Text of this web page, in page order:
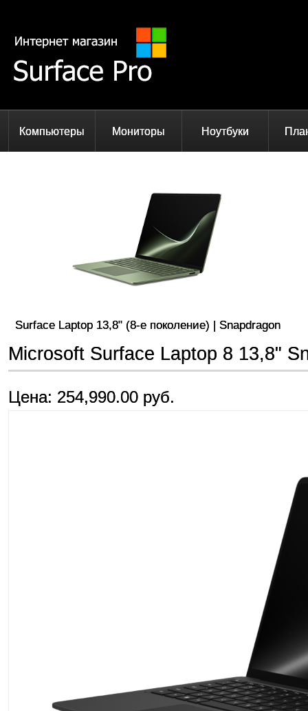
Компьютеры Мониторы Ноутбуки
Surface Laptop 13,8" (8-е поколение) | Snapdragon
Microsoft Surface Laptop 8 13,8"
Цена: 254,990.00 руб.